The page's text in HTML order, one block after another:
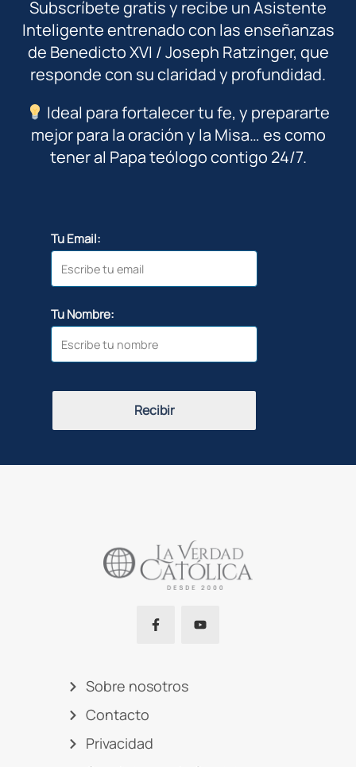
Subscríbete gratis y recibe un Asistente
Inteligente entrenado con las enseñanzas
de Benedicto XVI / Joseph Ratzinger, que
responde con su claridad y profundidad.
Ideal para fortalecer tu fe, y prepararte
mejor para la oración y la Misa… es como
tener al Papa teólogo contigo 24/7.
Tu Email:
Tu Nombre:
Recibir
Sobre nosotros
Contacto
Privacidad